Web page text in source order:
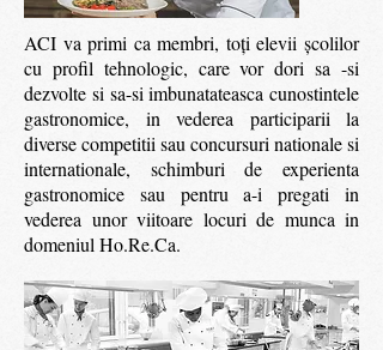
ACI va primi ca membri, toţi elevii şcolilor
cu profil tehnologic, care vor dori sa -si
dezvolte si sa-si imbunatateasca cunostintele
gastronomice, in vederea participarii la
diverse competitii sau concursuri nationale si
internationale, schimburi de experienta
gastronomice sau pentru a-i pregati in
vederea unor viitoare locuri de munca in
domeniul Ho.Re.Ca.